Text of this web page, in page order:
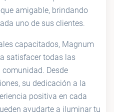
amigable, brindando
uno de sus clientes.
capacitados, Magnum
satisfacer todas las
Desde
su dedicación a la
positiva en cada
ayudarte a iluminar tu